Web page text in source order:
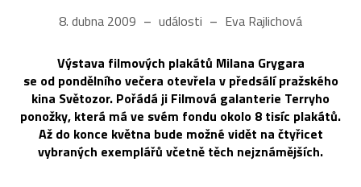
8. dubna 2009 události Eva Rajlichová
Výstava filmových plakátů Milana Grygara
se od pondělního večera otevřela v předsálí pražského
kina Světozor. Pořádá ji Filmová galanterie Terryho
ponožky, která má ve svém fondu okolo 8 tisíc plakátů.
Až do konce května bude možné vidět na čtyřicet
vybraných exemplářů včetně těch nejznámějších.